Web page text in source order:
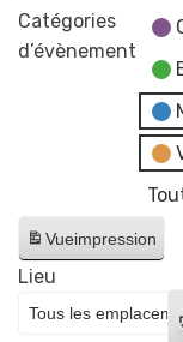
Catégories
d’évènement
Vueimpression
Lieu